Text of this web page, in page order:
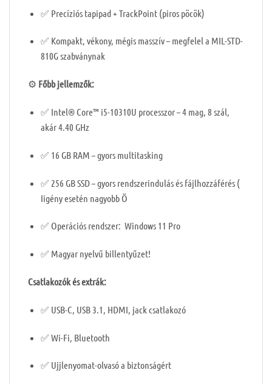
✅ Precíziós tapipad + TrackPoint (piros pöcök)
✅ Kompakt, vékony, mégis masszív – megfelel a MIL-STD-
810G szabványnak
⚙️ Főbb jellemzők:
✅ Intel® Core™ i5-10310U processzor – 4 mag, 8 szál,
akár 4.40 GHz
✅ 16 GB RAM – gyors multitasking
✅ 256 GB SSD – gyors rendszerindulás és fájlhozzáférés (
Iigény esetén nagyobb Ö
✅ Operációs rendszer: Windows 11 Pro
✅ Magyar nyelvű billentyűzet!
Csatlakozók és extrák:
✅ USB-C, USB 3.1, HDMI, jack csatlakozó
✅ Wi-Fi, Bluetooth
✅ Ujjlenyomat-olvasó a biztonságért